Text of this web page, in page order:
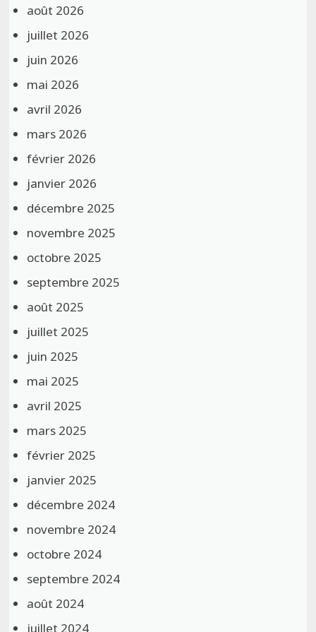
août 2026
juillet 2026
juin 2026
mai 2026
avril 2026
mars 2026
février 2026
janvier 2026
décembre 2025
novembre 2025
octobre 2025
septembre 2025
août 2025
juillet 2025
juin 2025
mai 2025
avril 2025
mars 2025
février 2025
janvier 2025
décembre 2024
novembre 2024
octobre 2024
septembre 2024
août 2024
juillet 2024